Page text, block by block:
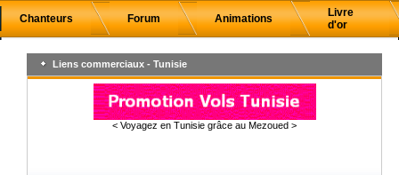
Chanteurs Forum Animations
Livre
d'or
Liens commerciaux - Tunisie
< Voyagez en Tunisie grâce au Mezoued >